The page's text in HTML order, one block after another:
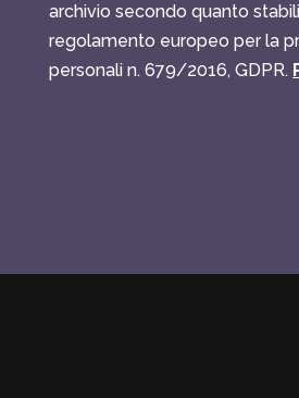
archivio secondo quanto
regolamento europeo per la
personali n. 679/2016, GDPR.